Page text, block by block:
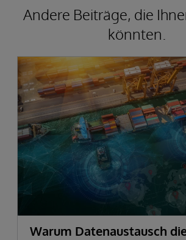
Andere Beiträge, die
könnten.
Warum Datenaustausch